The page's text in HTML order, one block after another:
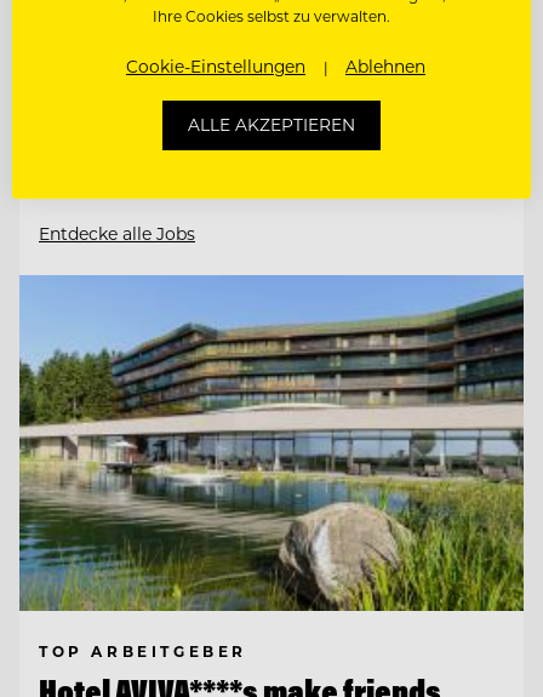
4191 Guglwald, Österreich
Entdecke alle Jobs
TOP ARBEITGEBER
Ihre Cookies selbst zu verwalten.
Cookie-Einstellungen Ablehnen
ALLE AKZEPTIEREN